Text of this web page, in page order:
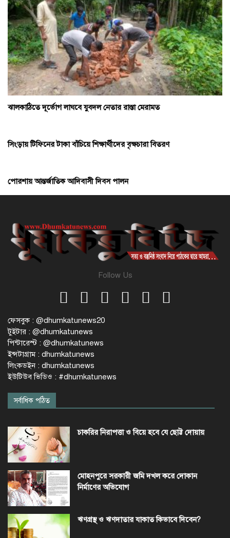
ঝালকাঠিতে দূর্ভোগ লাঘবে যুবদল নেতার রাস্তা মেরামত
সিংড়ায় টিফিনের টাকা বাঁচিয়ে শিক্ষার্থীদের বৃক্ষচারা বিতরণ
পোরশায় আন্তর্জাতিক আদিবাসী দিবস পালন
Follow Us
ফেসবুক : @dhumkatunews20
টুইটার : @dhumkatunews
পিন্টারেস্ট : @dhumkatunews
ইন্সটাগ্রাম : dhumkatunews
লিংকডইন : dhumkatunews
ইউটিউব ভিডিও : #dhumkatunews
সর্বাধিক পঠিত
চাকরির নিরাপত্তা ও বিয়ে হবে যে ছোট্ট দোয়ায়
মোহনপুরে সরকারী জমি দখল করে দোকান
নির্মাণের অভিযোগ
ঋণগ্রস্থ ও ঋণদাতার যাকাত কিভাবে দিবেন?